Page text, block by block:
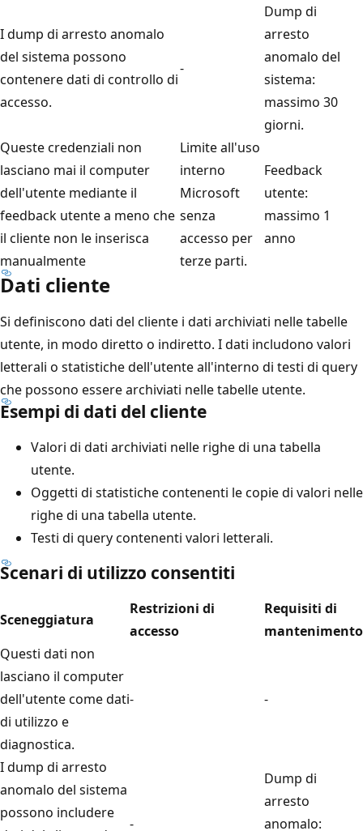
I dump di arresto anomalo
del sistema possono
contenere dati di controllo di
accesso.
-
Dump di
arresto
anomalo del
sistema:
massimo 30
giorni.
Queste credenziali non
lasciano mai il computer
dell'utente mediante il
feedback utente a meno che
il cliente non le inserisca
manualmente
Limite all'uso
interno
Microsoft
senza
accesso per
terze parti.
Feedback
utente:
massimo 1
anno
Dati cliente
Si definiscono dati del cliente i dati archiviati nelle tabelle
utente, in modo diretto o indiretto. I dati includono valori
letterali o statistiche dell'utente all'interno di testi di query
che possono essere archiviati nelle tabelle utente.
Esempi di dati del cliente
Valori di dati archiviati nelle righe di una tabella
utente.
Oggetti di statistiche contenenti le copie di valori nelle
righe di una tabella utente.
Testi di query contenenti valori letterali.
Scenari di utilizzo consentiti
Sceneggiatura
Restrizioni di
accesso
Requisiti di
mantenimento
Questi dati non
lasciano il computer
dell'utente come dati
di utilizzo e
diagnostica.
- -
I dump di arresto
anomalo del sistema
possono includere
-
Dump di
arresto
anomalo: